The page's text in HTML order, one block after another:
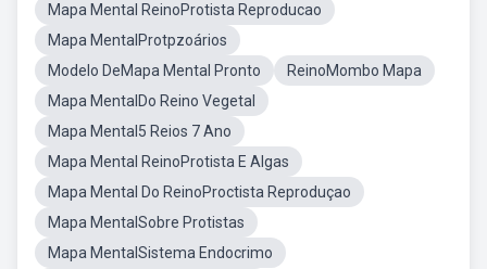
Mapa Mental ReinoProtista Reproducao
Mapa MentalProtpzoários
Modelo DeMapa Mental Pronto
ReinoMombo Mapa
Mapa MentalDo Reino Vegetal
Mapa Mental5 Reios 7 Ano
Mapa Mental ReinoProtista E Algas
Mapa Mental Do ReinoProctista Reproduçao
Mapa MentalSobre Protistas
Mapa MentalSistema Endocrimo